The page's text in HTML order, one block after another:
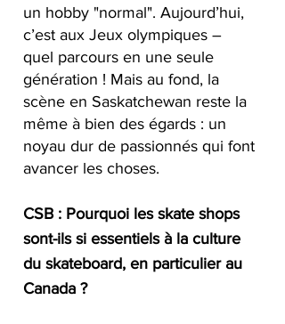
un hobby "normal". Aujourd’hui,
c’est aux Jeux olympiques –
quel parcours en une seule
génération ! Mais au fond, la
scène en Saskatchewan reste la
même à bien des égards : un
noyau dur de passionnés qui font
avancer les choses.
CSB : Pourquoi les skate shops
sont-ils si essentiels à la culture
du skateboard, en particulier au
Canada ?